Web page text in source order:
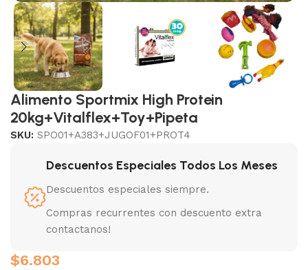
Alimento Sportmix High Protein
20kg+Vitalflex+Toy+Pipeta
SKU: SPO01+A383+JUGOF01+PROT4
Descuentos Especiales Todos Los Meses
Descuentos especiales siempre.
Compras recurrentes con descuento extra
contactanos!
$6.803